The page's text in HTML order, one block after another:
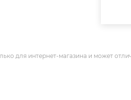
для интернет-магазина и может